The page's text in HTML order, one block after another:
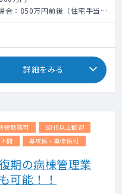
メインのご勤務です。
が可能です。
来数20～40名、外来コマ数：
、オーダリング有。
病床数20～30床（全て精神科
に参加しています。
症、リエゾンを中心に
摂食障害など幅広く症例が集
入院も多いです。
合：850万円前後（住宅手当・
＋残業代
合：1,400万円（本給のみ/税
詳細をみる
短勤務可
60代以上歓迎
問 専攻医・専修医可
の病棟管理業
可能！！